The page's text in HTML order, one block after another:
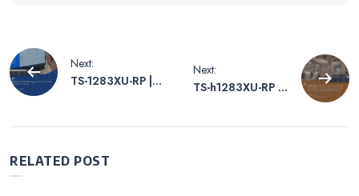
글
내
비
Next:
TS-1283XU-RP |
Next:
TS-h1283XU-RP &
RELATED POST